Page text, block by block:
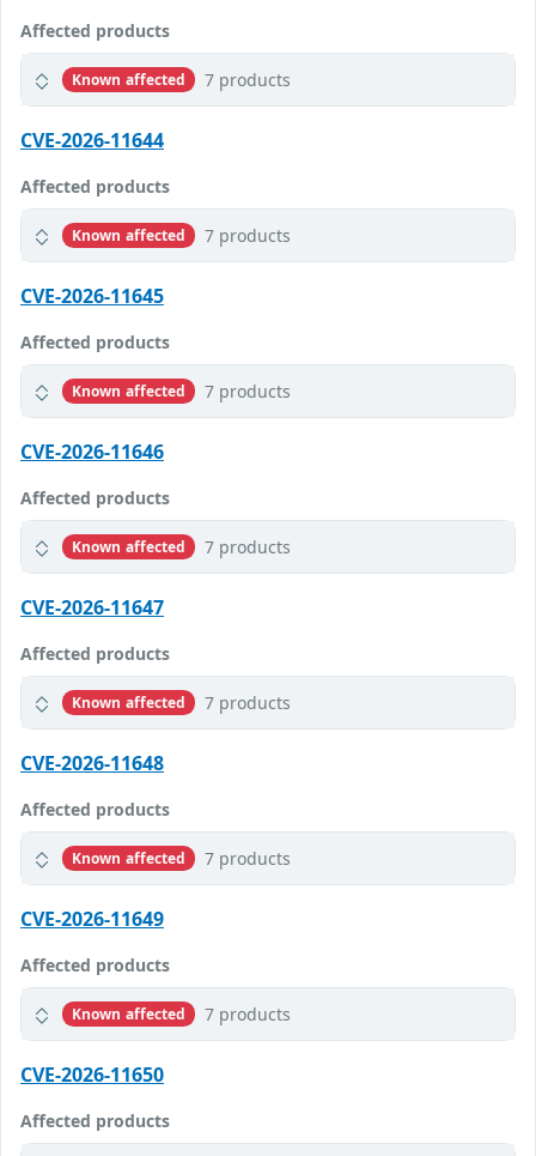
Affected products
Known affected 7 products
CVE-2026-11644
Affected products
Known affected 7 products
CVE-2026-11645
Affected products
Known affected 7 products
CVE-2026-11646
Affected products
Known affected 7 products
CVE-2026-11647
Affected products
Known affected 7 products
CVE-2026-11648
Affected products
Known affected 7 products
CVE-2026-11649
Affected products
Known affected 7 products
CVE-2026-11650
Affected products